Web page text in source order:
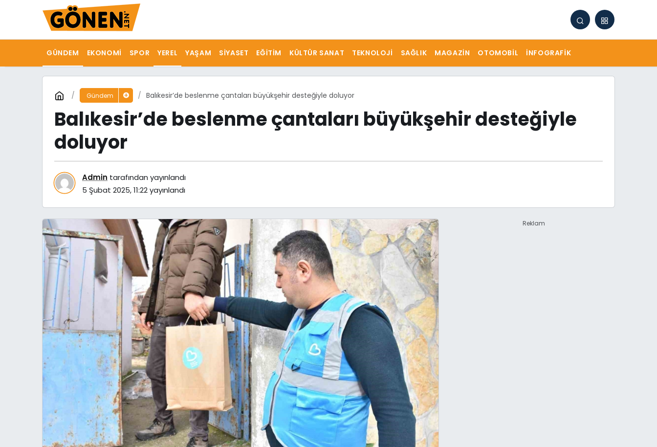
GÜNDEM EKONOMI SPOR YEREL YAŞAM SIYASET EĞITIM KÜLTÜR SANAT TEKNOLOJI SAĞLIK MAGAZIN OTOMOBIL İNFOGRAFIK
Gündem Balıkesir’de beslenme çantaları büyükşehir desteğiyle doluyor
Balıkesir’de beslenme çantaları büyükşehir desteğiyle
doluyor
Admin tarafından yayınlandı
5 Şubat 2025, 11:22yayınlandı
Reklam